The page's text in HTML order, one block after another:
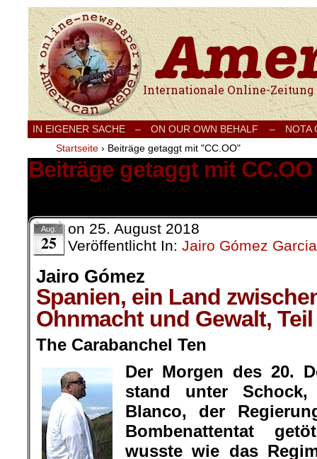
Internationale Onlinezeitung für Frieden,
IN EIGENER SACHE – ON OUR OWN BEHALF –
NOTA
Startseite › Beiträge getaggt mit "CC.OO"
Beiträge getaggt mit CC.OO
Aug.
25
on 25. August 2018
Veröffentlicht In: Jairo Gómez Garcia
Jairo Gómez
Spanien, ein Land
Ohnmacht und Gewalt, Teil
The Carabanchel Ten
Der Morgen des 20.
stand unter
Blanco, der
Bombenattentat
wusste wie das